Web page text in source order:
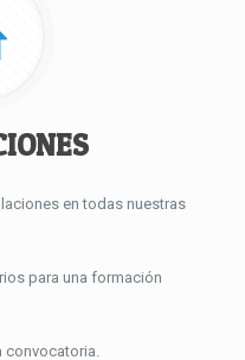
en todas nuestras
para una formación
convocatoria.